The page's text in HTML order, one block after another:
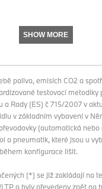
SHOW MORE
paliva, emisích CO2 a
testovací metodiky
a Rady (ES) č 715/2007 v
v základním vybavení v
(automatická
a pneumatik, které jsou u
konfigurace lišit.
(*) se již zakládají na
a byly převedeny zpět na